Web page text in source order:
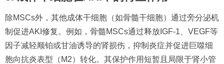
除MSCs外，其他成体干细胞（如骨髓干细胞）通过旁分泌机
制促进AKI修复。例如，骨髓MSCs通过释放IGF-1、VEGF等
因子减轻顺铂或甘油诱导的肾损伤，抑制炎症并促进巨噬细
胞向抗炎表型（M2）转化。其保护作用短暂且局限于肾小管